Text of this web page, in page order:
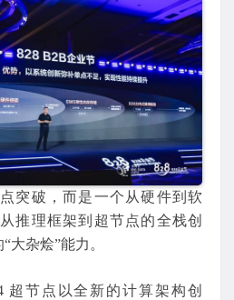
突破，而是一个从硬件到软
推理框架到超节点的全栈创
大杂烩”能力。
超节点以全新的计算架构创